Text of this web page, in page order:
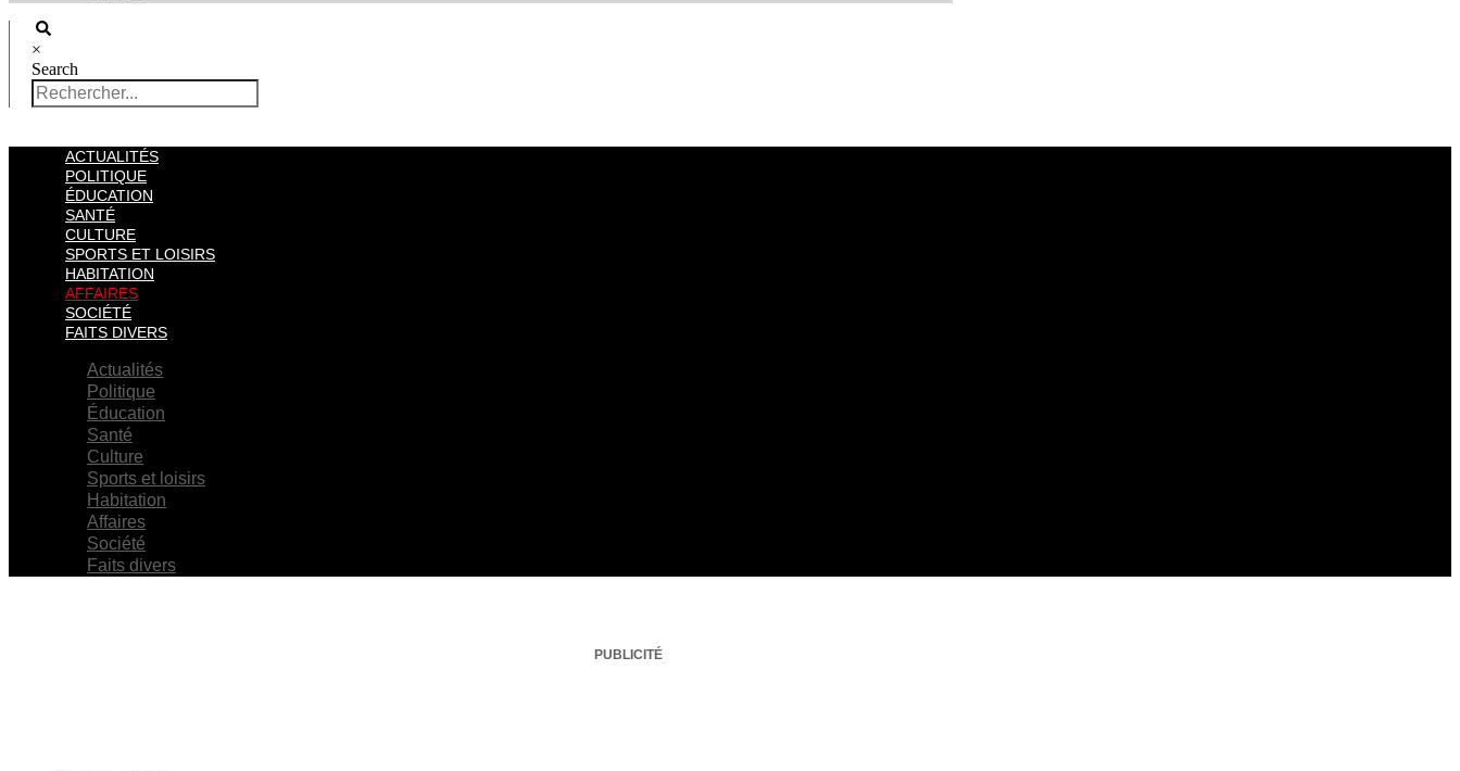
×
Search
ACTUALITÉS
POLITIQUE
ÉDUCATION
SANTÉ
CULTURE
SPORTS ET LOISIRS
HABITATION
AFFAIRES
SOCIÉTÉ
FAITS DIVERS
Actualités
Politique
Éducation
Santé
Culture
Sports et loisirs
Habitation
Affaires
Société
Faits divers
PUBLICITÉ